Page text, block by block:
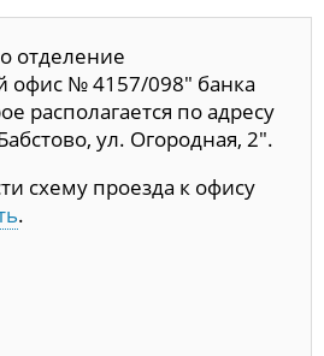
отделение
офис № 4157/098" банка
располагается по адресу
ул. Огородная, 2".
схему проезда к офису
.